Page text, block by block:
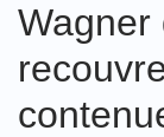
Wagner